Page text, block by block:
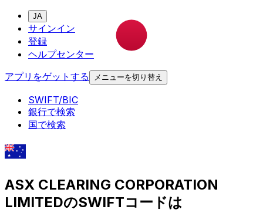
JA
サインイン
登録
ヘルプセンター
アプリをゲットする
メニューを切り替え
SWIFT/BIC
銀行で検索
国で検索
ASX CLEARING CORPORATION
LIMITEDのSWIFTコードは